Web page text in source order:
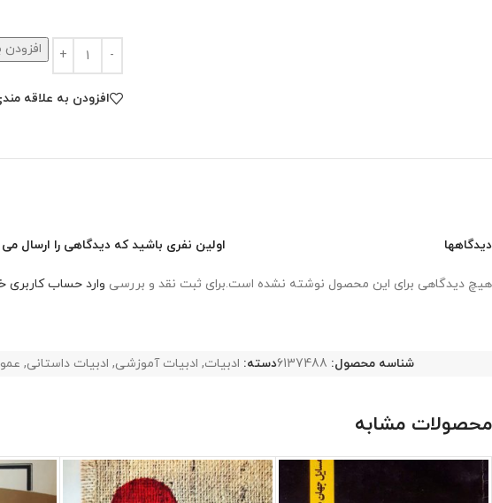
افزودن به علاقه
دیدگاهها
هیچ دیدگاهی برای این محصول نوشته نشده است.
اولین نفری باشید که دیدگاهی را ارسال
برای ثبت نقد و بررسی وارد حساب کاربری
شناسه محصول: 6137488دسته: ادبیات, ادبیات آموزشی, ادبیات داستانی,
محصولات مشابه